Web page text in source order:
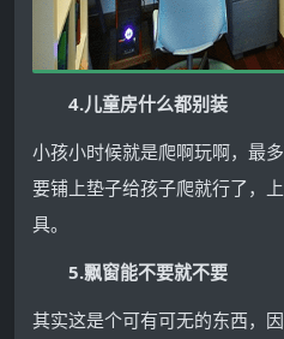
4.儿童房什么都别装
小孩小时候就是爬啊玩啊，最
要铺上垫子给孩子爬就行了，
具。
5.飘窗能不要就不要
其实这是个可有可无的东西，